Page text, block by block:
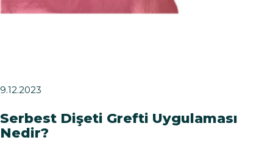
9.12.2023
Serbest Dişeti Grefti Uygulaması
Nedir?